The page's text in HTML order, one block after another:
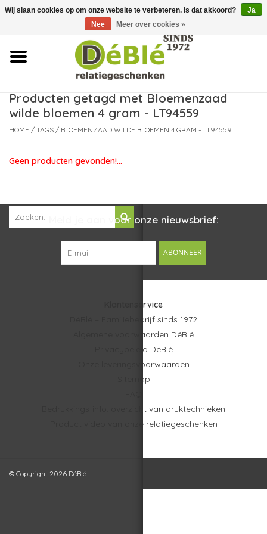
Over ons
Contact
Nieuws
Producten getagd met Bloemenzaad
wilde bloemen 4 gram - LT94559
HOME / TAGS / BLOEMENZAAD WILDE BLOEMEN 4 GRAM - LT94559
Geen producten gevonden!...
Meld je aan voor onze nieuwsbrief:
ABONNEER
Klantenservice
DéBlé – Familiebedrijf sinds 1972
Algemene voorwaarden DéBlé
Privacybeleid DéBlé
Onze leveringsvoorwaarden
Sitemap
Bedrukkings-info: overzicht van druktechnieken
Product video van onze relatiegeschenken
© Copyright 2026 DéBlé -
Wij slaan cookies op om onze website te verbeteren. Is dat akkoord?
Ja
Nee
Meer over cookies »